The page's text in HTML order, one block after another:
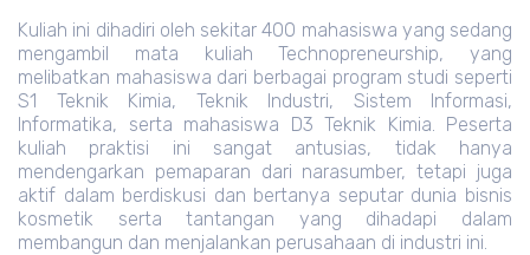
Kuliah ini dihadiri oleh sekitar 400 mahasiswa yang sedang
mengambil mata kuliah Technopreneurship, yang
melibatkan mahasiswa dari berbagai program studi seperti
S1 Teknik Kimia, Teknik Industri, Sistem Informasi,
Informatika, serta mahasiswa D3 Teknik Kimia. Peserta
kuliah praktisi ini sangat antusias, tidak hanya
mendengarkan pemaparan dari narasumber, tetapi juga
aktif dalam berdiskusi dan bertanya seputar dunia bisnis
kosmetik serta tantangan yang dihadapi dalam
membangun dan menjalankan perusahaan di industri ini.